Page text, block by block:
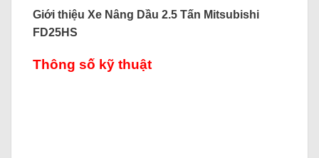
Giới thiệu Xe Nâng Dầu 2.5 Tấn Mitsubishi
FD25HS
Thông số kỹ thuật